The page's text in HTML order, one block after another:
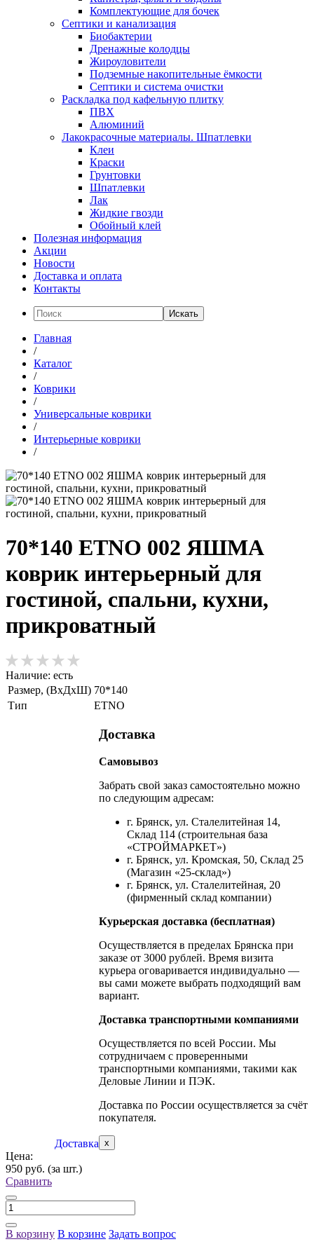
Комплектующие для бочек
Септики и канализация
Биобактерии
Дренажные колодцы
Жироуловители
Подземные накопительные ёмкости
Септики и система очистки
Раскладка под кафельную плитку
ПВХ
Алюминий
Лакокрасочные материалы. Шпатлевки
Клеи
Краски
Грунтовки
Шпатлевки
Лак
Жидкие гвозди
Обойный клей
Полезная информация
Акции
Новости
Доставка и оплата
Контакты
Искать
Главная
/
Каталог
/
Коврики
/
Универсальные коврики
/
Интерьерные коврики
/
70*140 ETNO 002 ЯШМА
коврик интерьерный для
гостиной, спальни, кухни,
прикроватный
Наличие: есть
Размер, (ВхДхШ) 70*140
Тип
ETNO
Доставка
Доставка
Самовывоз
Забрать свой заказ самостоятельно можно
по следующим адресам:
г. Брянск, ул. Сталелитейная 14,
Склад 114 (строительная база
«СТРОЙМАРКЕТ»)
г. Брянск, ул. Кромская, 50, Склад 25
(Магазин «25-склад»)
г. Брянск, ул. Сталелитейная, 20
(фирменный склад компании)
Курьерская доставка (бесплатная)
Осуществляется в пределах Брянска при
заказе от 3000 рублей. Время визита
курьера оговаривается индивидуально —
вы сами можете выбрать подходящий вам
вариант.
Доставка транспортными компаниями
Осуществляется по всей России. Мы
сотрудничаем с проверенными
транспортными компаниями, такими как
Деловые Линии и ПЭК.
Доставка по России осуществляется за счёт
покупателя.
x
Цена:
950 руб. (за шт.)
Сравнить
В корзину В корзине Задать вопрос